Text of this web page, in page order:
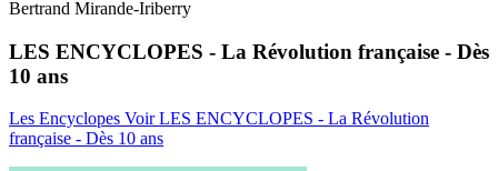
Bertrand Mirande-Iriberry
LES ENCYCLOPES - La Révolution française - Dès
10 ans
Les Encyclopes Voir LES ENCYCLOPES - La Révolution
française - Dès 10 ans